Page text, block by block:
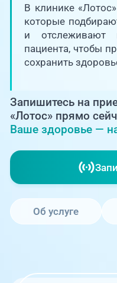
Блог врачей
Новости
Пациентам
PreventAGE
+7 (351)
+7 (351)
Центр
Справочный
жителей
В клинике
которые
и отслеживают
пациента, чтобы
сохранить
Запишитесь на
«Лотос» прямо
Ваше здоровье —
Об услуге